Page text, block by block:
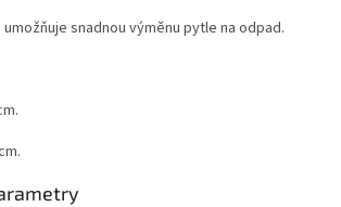
snadnou výměnu pytle na odpad.